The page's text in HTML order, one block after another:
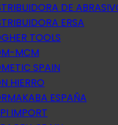
DE
ERSA
TOOLS
MCM
SPAIN
HIERRO
ESPAÑA
IMPORT